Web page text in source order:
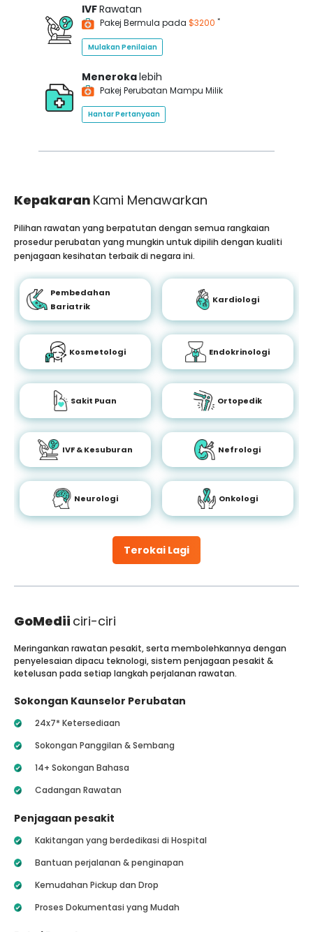
IVFRawatan
Pakej Bermula pada $3200 *
Mulakan Penilaian
Menerokalebih
Pakej Perubatan Mampu Milik
Hantar Pertanyaan
Kepakaran Kami Menawarkan
Terokai Lagi
Pilihan rawatan yang berpatutan dengan semua rangkaian
prosedur perubatan yang mungkin untuk dipilih dengan kualiti
penjagaan kesihatan terbaik di negara ini.
Pembedahan
Bariatrik
Kardiologi
Kosmetologi Endokrinologi
Sakit Puan Ortopedik
IVF & Kesuburan Nefrologi
Neurologi Onkologi
GoMedii ciri-ciri
Meringankan rawatan pesakit, serta membolehkannya dengan
penyelesaian dipacu teknologi, sistem penjagaan pesakit &
ketelusan pada setiap langkah perjalanan rawatan.
Sokongan Kaunselor Perubatan
24x7* Ketersediaan
Sokongan Panggilan & Sembang
14+ Sokongan Bahasa
Cadangan Rawatan
Penjagaan pesakit
Kakitangan yang berdedikasi di Hospital
Bantuan perjalanan & penginapan
Kemudahan Pickup dan Drop
Proses Dokumentasi yang Mudah